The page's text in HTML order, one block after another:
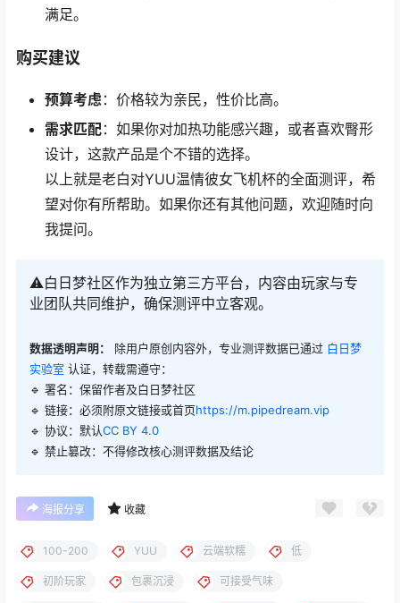
满足。
购买建议
预算考虑：价格较为亲民，性价比高。
需求匹配：如果你对加热功能感兴趣，或者喜欢臀形
设计，这款产品是个不错的选择。
以上就是老白对YUU温情彼女飞机杯的全面测评，希
望对你有所帮助。如果你还有其他问题，欢迎随时向
我提问。
⚠️白日梦社区作为独立第三方平台，内容由玩家与专
业团队共同维护，确保测评中立客观。
数据透明声明： 除用户原创内容外，专业测评数据已通过 白日梦
实验室 认证，转载需遵守：
🔹 署名：保留作者及白日梦社区
🔹 链接：必须附原文链接或首页https://m.pipedream.vip
🔹 协议：默认CC BY 4.0
🔹 禁止篡改：不得修改核心测评数据及结论
海报分享 收藏
100-200 YUU 云端软糯 低
初阶玩家 包裹沉浸 可接受气味